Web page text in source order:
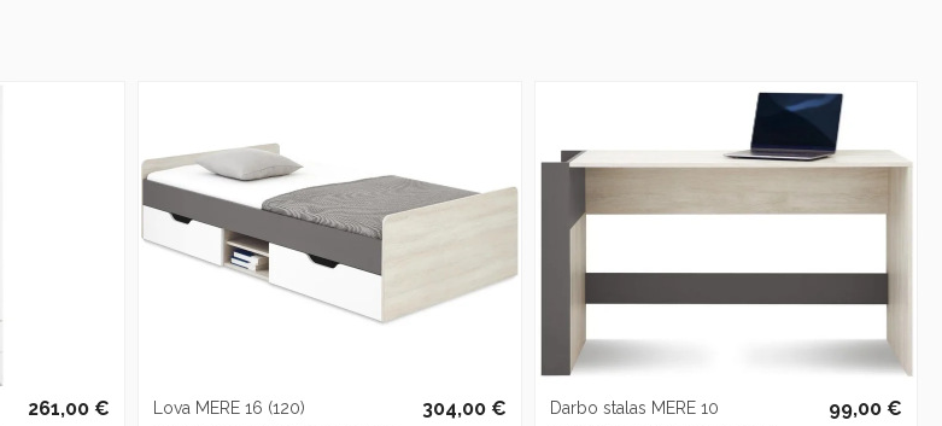
261,00 € Lova MERE 16 (120) 304,00 € Darbo stalas MERE 10 99,00 €